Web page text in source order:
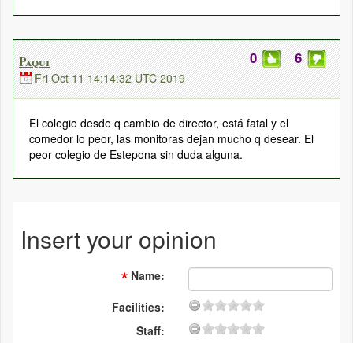
6
0
Paqui
Fri Oct 11 14:14:32 UTC 2019
El colegio desde q cambio de director, está fatal y el
comedor lo peor, las monitoras dejan mucho q desear. El
peor colegio de Estepona sin duda alguna.
Insert your opinion
Name:
Facilities:
Staff: